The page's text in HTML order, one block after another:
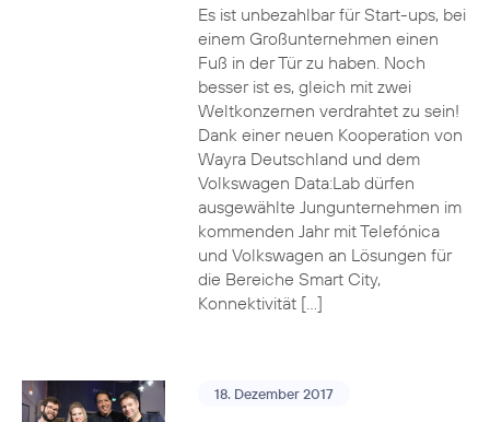
Es ist unbezahlbar für Start-ups, bei
einem Großunternehmen einen
Fuß in der Tür zu haben. Noch
besser ist es, gleich mit zwei
Weltkonzernen verdrahtet zu sein!
Dank einer neuen Kooperation von
Wayra Deutschland und dem
Volkswagen Data:Lab dürfen
ausgewählte Jungunternehmen im
kommenden Jahr mit Telefónica
und Volkswagen an Lösungen für
die Bereiche Smart City,
Konnektivität […]
18. Dezember 2017